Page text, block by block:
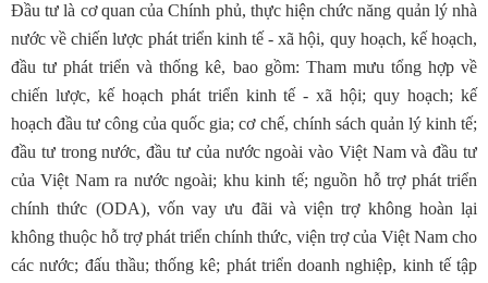
Đầu tư là cơ quan của Chính phủ, thực hiện chức năng quản lý nhà
nước về chiến lược phát triển kinh tế - xã hội, quy hoạch, kế hoạch,
đầu tư phát triển và thống kê, bao gồm: Tham mưu tổng hợp về
chiến lược, kế hoạch phát triển kinh tế - xã hội; quy hoạch; kế
hoạch đầu tư công của quốc gia; cơ chế, chính sách quản lý kinh tế;
đầu tư trong nước, đầu tư của nước ngoài vào Việt Nam và đầu tư
của Việt Nam ra nước ngoài; khu kinh tế; nguồn hỗ trợ phát triển
chính thức (ODA), vốn vay ưu đãi và viện trợ không hoàn lại
không thuộc hỗ trợ phát triển chính thức, viện trợ của Việt Nam cho
các nước; đấu thầu; thống kê; phát triển doanh nghiệp, kinh tế tập